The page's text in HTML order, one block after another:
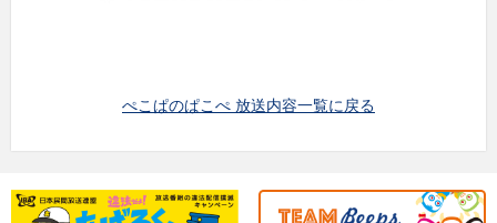
ぺこぱのぱこぺ 放送内容一覧に戻る